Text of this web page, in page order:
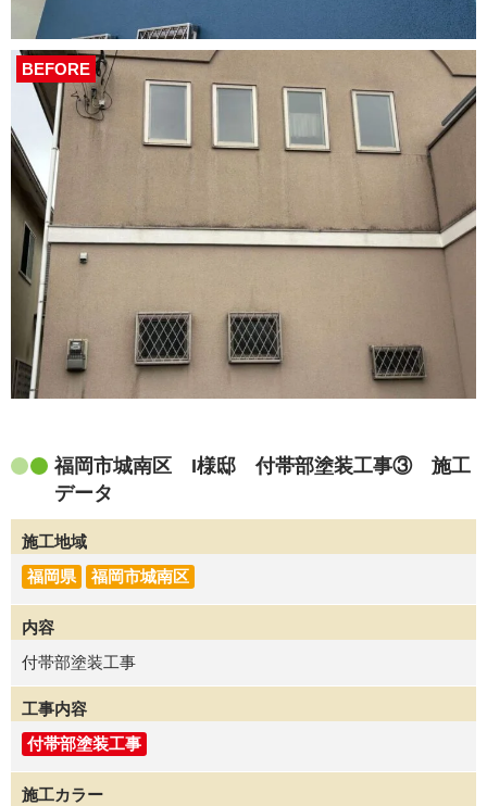
BEFORE
福岡市城南区 I様邸 付帯部塗装工事③ 施工
データ
施工地域
福岡県
福岡市城南区
内容
付帯部塗装工事
工事内容
付帯部塗装工事
施工カラー